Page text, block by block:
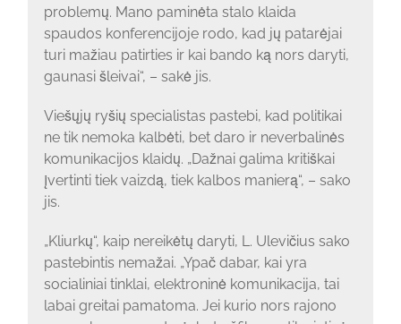
problemų. Mano paminėta stalo klaida
spaudos konferencijoje rodo, kad jų patarėjai
turi mažiau patirties ir kai bando ką nors daryti,
gaunasi šleivai“, – sakė jis.
Viešųjų ryšių specialistas pastebi, kad politikai
ne tik nemoka kalbėti, bet daro ir neverbalinės
komunikacijos klaidų. „Dažnai galima kritiškai
įvertinti tiek vaizdą, tiek kalbos manierą“, – sako
jis.
„Kliurkų“, kaip nereikėtų daryti, L. Ulevičius sako
pastebintis nemažai. „Ypač dabar, kai yra
socialiniai tinklai, elektroninė komunikacija, tai
labai greitai pamatoma. Jei kurio nors rajono